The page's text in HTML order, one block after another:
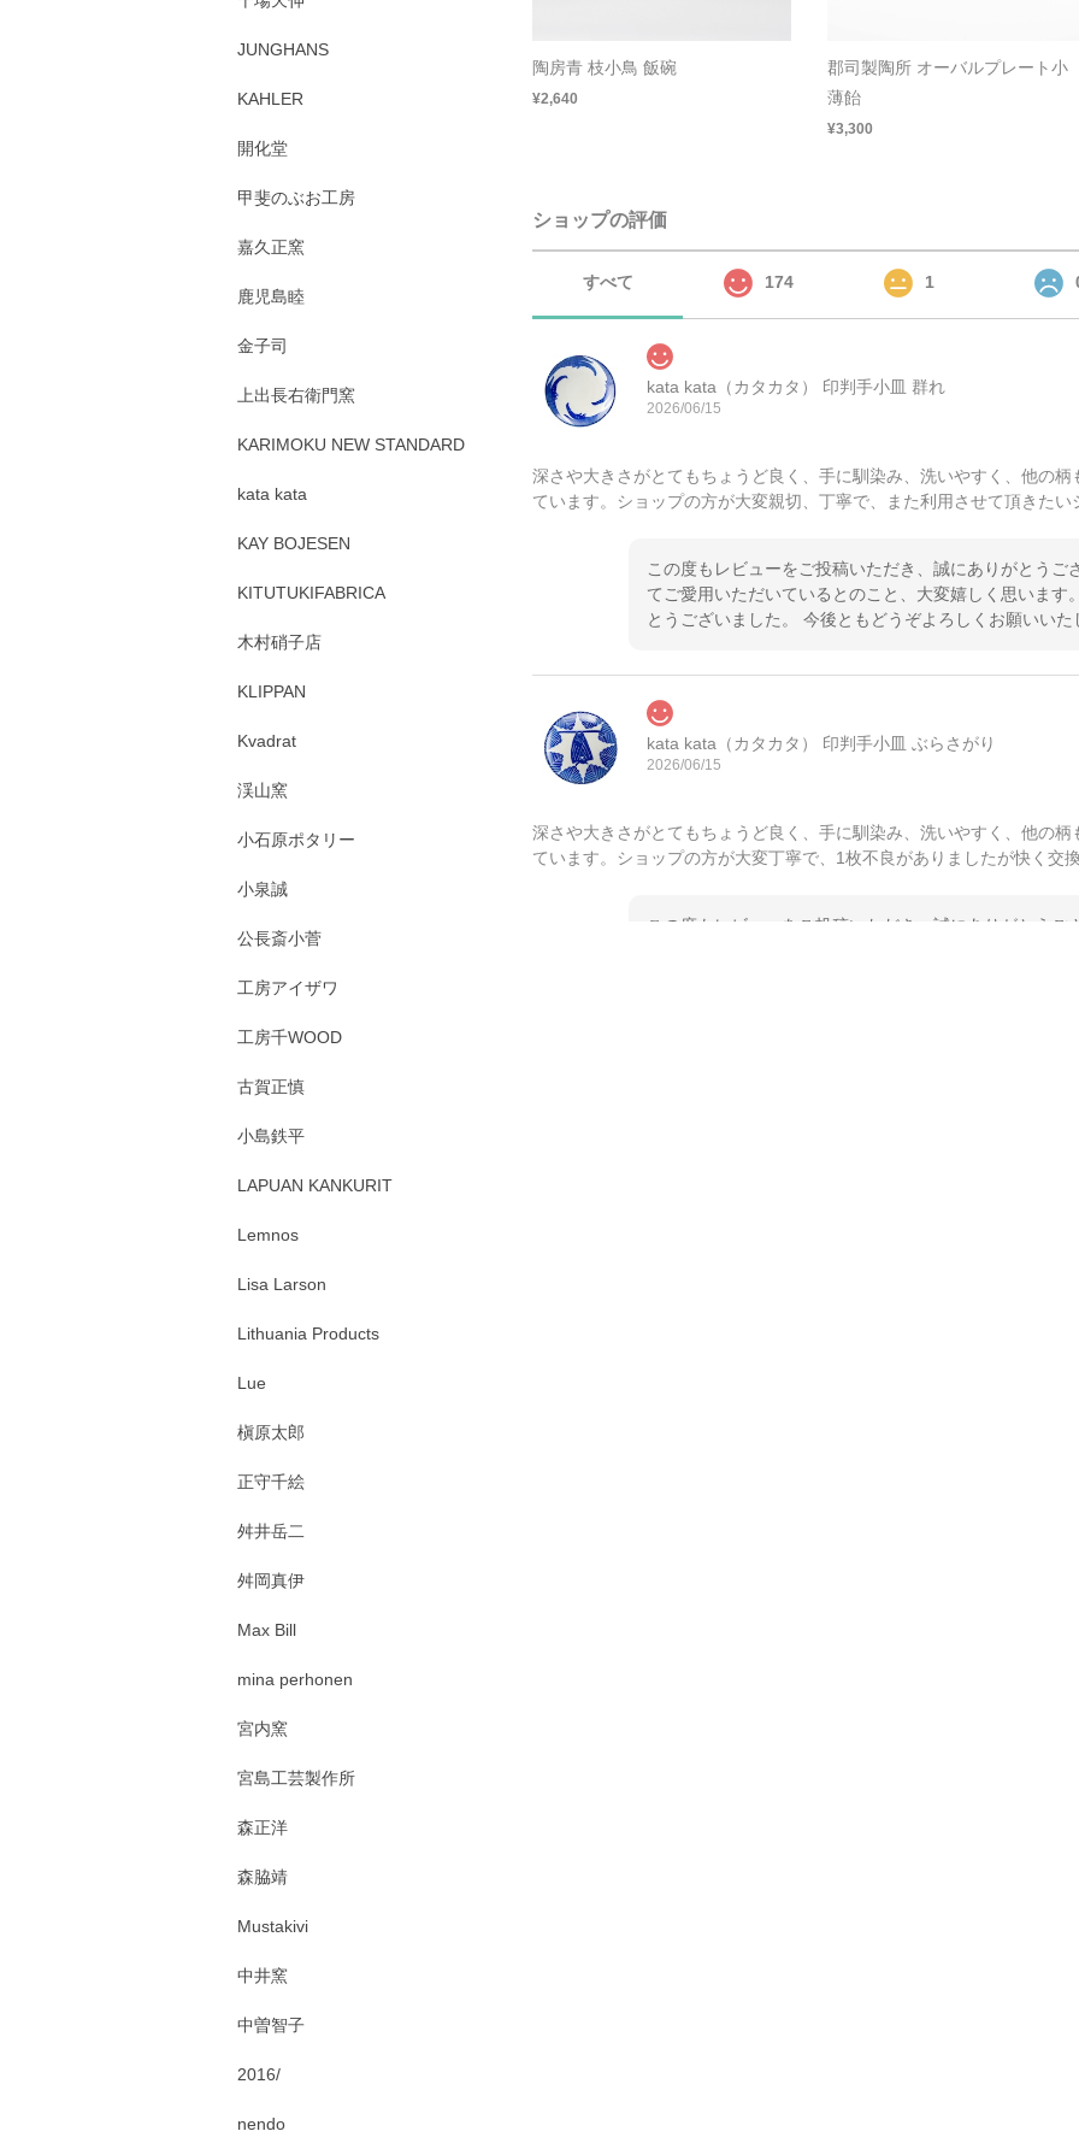
陶房青 枝小鳥 飯碗
¥2,640
郡司製陶所 オーバルプレート小
薄飴
¥3,300
ショップの評価
すべて 174 1
kata kata（カタカタ） 印判手小皿 群れ
2026/06/15
深さや大きさがとてもちょうど良く、手に馴染み、洗いやすく、他の
ています。ショップの方が大変親切、丁寧で、また利用させて頂きたい
この度もレビューをご投稿いただき、誠にありがとうご
てご愛用いただいているとのこと、大変嬉しく思います
とうございました。 今後ともどうぞよろしくお願いいた
kata kata（カタカタ） 印判手小皿 ぶらさがり
2026/06/15
深さや大きさがとてもちょうど良く、手に馴染み、洗いやすく、他の
ています。ショップの方が大変丁寧で、1枚不良がありましたが快く交
この度もレビューをご投稿いただき、誠にありがとう
JUNGHANS
KAHLER
開化堂
甲斐のぶお工房
嘉久正窯
鹿児島睦
金子司
上出長右衛門窯
KARIMOKU NEW STANDARD
kata kata
KAY BOJESEN
KITUTUKIFABRICA
木村硝子店
KLIPPAN
Kvadrat
渓山窯
小石原ポタリー
小泉誠
公長斎小菅
工房アイザワ
工房千WOOD
古賀正慎
小島鉄平
LAPUAN KANKURIT
Lemnos
Lisa Larson
Lithuania Products
Lue
槇原太郎
正守千絵
舛井岳二
舛岡真伊
Max Bill
mina perhonen
宮内窯
宮島工芸製作所
森正洋
森脇靖
Mustakivi
中井窯
中曽智子
2016/
nendo